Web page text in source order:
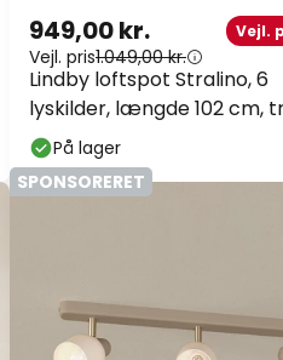
Lindby loftspot Stralino, 6
lyskilder, længde 102 cm,
949,00 kr. Vejl.
Vejl. pris1.049,00 kr.
På lager
SPONSORERET